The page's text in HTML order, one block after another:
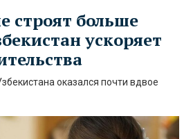
строят больше
ускоряет
оказался почти вдвое